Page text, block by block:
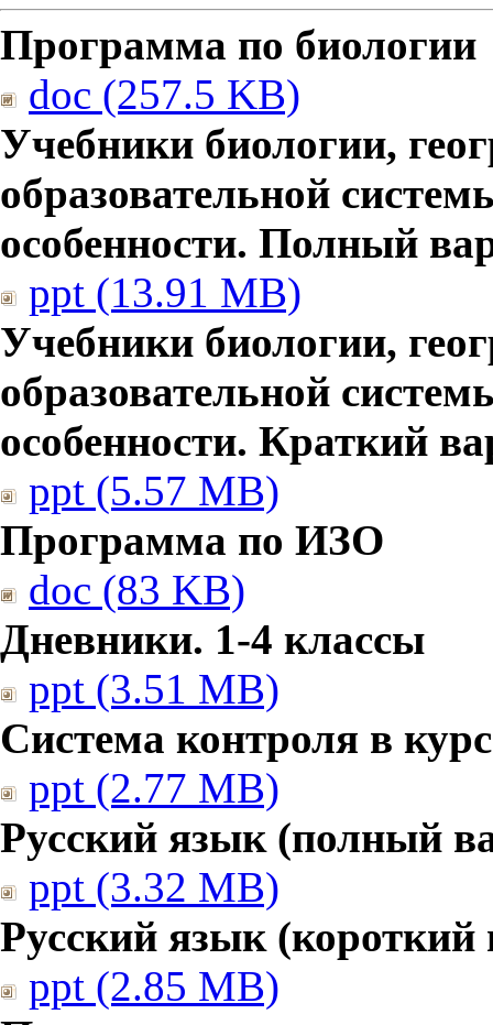
Программа по биологии
doc (257.5 KB)
Учебники биологии,
образовательной
особенности. Полный
ppt (13.91 MB)
Учебники биологии,
образовательной
особенности. Краткий
ppt (5.57 MB)
Программа по ИЗО
doc (83 KB)
Дневники. 1-4 классы
ppt (3.51 MB)
Система контроля в
ppt (2.77 MB)
Русский язык (полный
ppt (3.32 MB)
Русский язык (короткий
ppt (2.85 MB)